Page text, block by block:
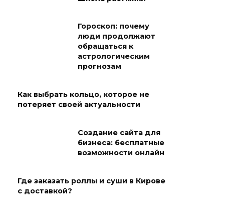
Гороскоп: почему
люди продолжают
обращаться к
астрологическим
прогнозам
Как выбрать кольцо, которое не
потеряет своей актуальности
Создание сайта для
бизнеса: бесплатные
возможности онлайн
Где заказать роллы и суши в Кирове
с доставкой?